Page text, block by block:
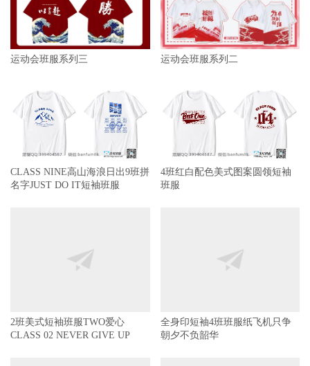
运动会班服系列三 运动会班服系列二
CLASS NINE高山海浪日出9班拼
名字JUST DO IT短袖班服
4班红白配色美式图案圆领短袖
班服
2班美式短袖班服TWO爱心
CLASS 02 NEVER GIVE UP
全身印短袖4班班服纸飞机只争
朝夕不负韶华